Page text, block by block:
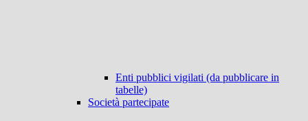
Enti pubblici vigilati (da pubblicare in
tabelle)
Società partecipate